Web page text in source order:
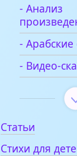
- Анализ
- Арабские
- Видео-
Статьи
Стихи для